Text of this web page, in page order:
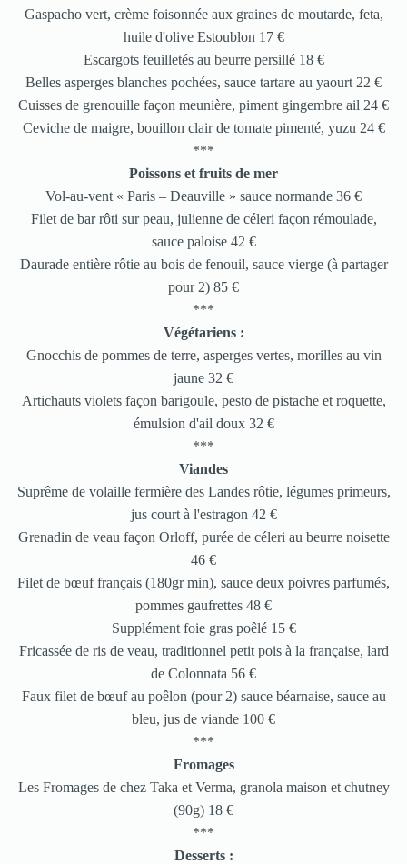
Gaspacho vert, crème foisonnée aux graines de moutarde, feta,
huile d'olive Estoublon 17 €
Escargots feuilletés au beurre persillé 18 €
Belles asperges blanches pochées, sauce tartare au yaourt 22 €
Cuisses de grenouille façon meunière, piment gingembre ail 24 €
Ceviche de maigre, bouillon clair de tomate pimenté, yuzu 24 €
***
Poissons et fruits de mer
Vol-au-vent « Paris – Deauville » sauce normande 36 €
Filet de bar rôti sur peau, julienne de céleri façon rémoulade,
sauce paloise 42 €
Daurade entière rôtie au bois de fenouil, sauce vierge (à partager
pour 2) 85 €
***
Végétariens :
Gnocchis de pommes de terre, asperges vertes, morilles au vin
jaune 32 €
Artichauts violets façon barigoule, pesto de pistache et roquette,
émulsion d'ail doux 32 €
***
Viandes
Suprême de volaille fermière des Landes rôtie, légumes primeurs,
jus court à l'estragon 42 €
Grenadin de veau façon Orloff, purée de céleri au beurre noisette
46 €
Filet de bœuf français (180gr min), sauce deux poivres parfumés,
pommes gaufrettes 48 €
Supplément foie gras poêlé 15 €
Fricassée de ris de veau, traditionnel petit pois à la française, lard
de Colonnata 56 €
Faux filet de bœuf au poêlon (pour 2) sauce béarnaise, sauce au
bleu, jus de viande 100 €
***
Fromages
Les Fromages de chez Taka et Verma, granola maison et chutney
(90g) 18 €
***
Desserts :